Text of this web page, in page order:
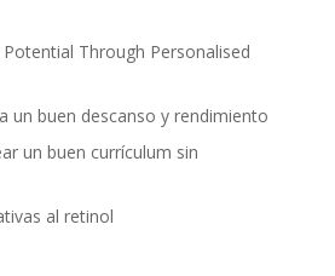
Through Personalised
un buen descanso y rendimiento
un buen currículum sin
al retinol